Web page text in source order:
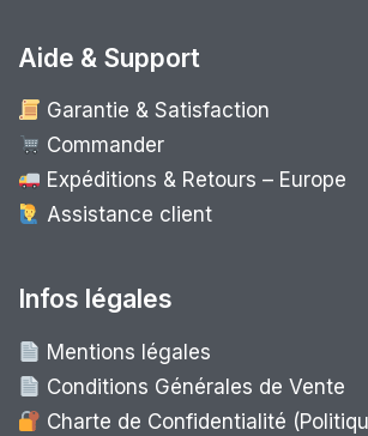
Aide & Support
Garantie & Satisfaction
Commander
Expéditions & Retours – Europe
Assistance client
Infos légales
Mentions légales
Conditions Générales de Vente
Charte de Confidentialité